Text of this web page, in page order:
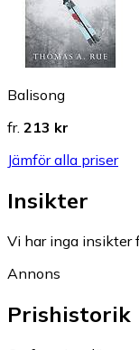
Balisong
fr. 213 kr
Jämför alla priser
Insikter
Vi har inga insikter
Annons
Prishistorik